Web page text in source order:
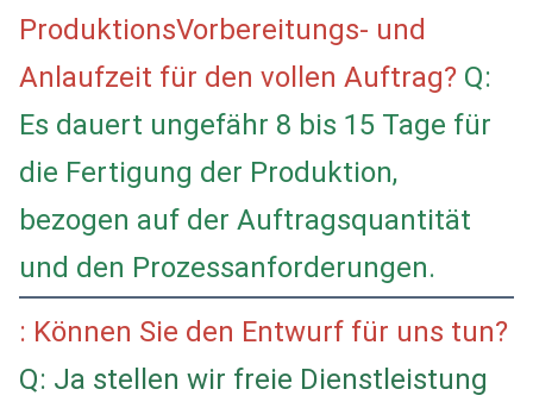
ProduktionsVorbereitungs- und
Anlaufzeit für den vollen Auftrag? Q:
Es dauert ungefähr 8 bis 15 Tage für
die Fertigung der Produktion,
bezogen auf der Auftragsquantität
und den Prozessanforderungen.
: Können Sie den Entwurf für uns tun?
Q: Ja stellen wir freie Dienstleistung